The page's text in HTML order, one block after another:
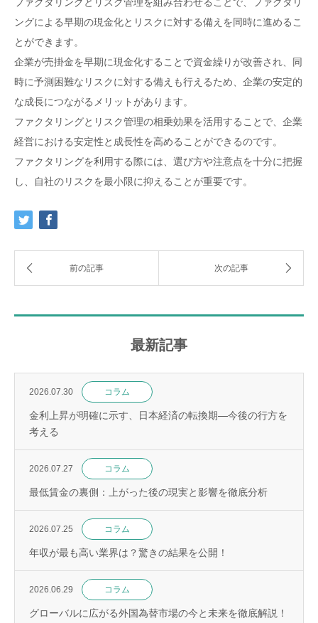
ファクタリングとリスク管理を組み合わせることで、ファクタリ
ングによる早期の現金化とリスクに対する備えを同時に進めるこ
とができます。
企業が売掛金を早期に現金化することで資金繰りが改善され、同
時に予測困難なリスクに対する備えも行えるため、企業の安定的
な成長につながるメリットがあります。
ファクタリングとリスク管理の相乗効果を活用することで、企業
経営における安定性と成長性を高めることができるのです。
ファクタリングを利用する際には、選び方や注意点を十分に把握
し、自社のリスクを最小限に抑えることが重要です。
最新記事
2026.07.30 コラム
金利上昇が明確に示す、日本経済の転換期—今後の行方を
考える
2026.07.27 コラム
最低賃金の裏側：上がった後の現実と影響を徹底分析
2026.07.25 コラム
年収が最も高い業界は？驚きの結果を公開！
2026.06.29 コラム
グローバルに広がる外国為替市場の今と未来を徹底解説！